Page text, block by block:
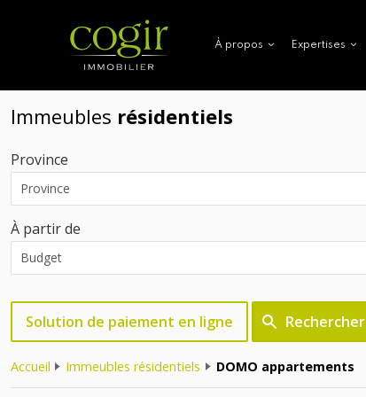
À propos Expertises
Immeubles résidentiels
Province
À partir de
Solution de paiement en ligne Rechercher
Accueil Immeubles résidentiels DOMO appartements